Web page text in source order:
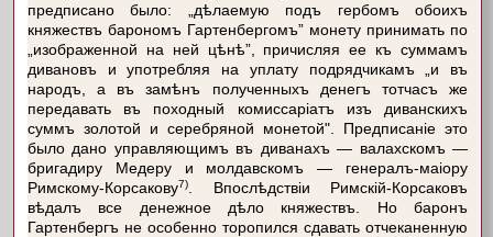
предписано было: „дѣлаемую подъ гербомъ обоихъ
княжествъ барономъ Гартенбергомъ” монету принимать по
„изображенной на ней цѣнѣ”, причисляя ее къ суммамъ
дивановъ и употребляя на уплату подрядчикамъ „и въ
народъ, а въ замѣнъ полученныхъ денегъ тотчасъ же
передавать въ походный комиссаріатъ изъ диванскихъ
суммъ золотой и серебряной монетой". Предписаніе это
было дано управляющимъ въ диванахъ — валахскомъ —
бригадиру Медеру и молдавскомъ — генералъ-маіору
Римскому-Корсакову7)
. Впослѣдствіи Римскій-Корсаковъ
вѣдалъ все денежное дѣло княжествъ. Но баронъ
Гартенбергъ не особенно торопился сдавать отчеканенную